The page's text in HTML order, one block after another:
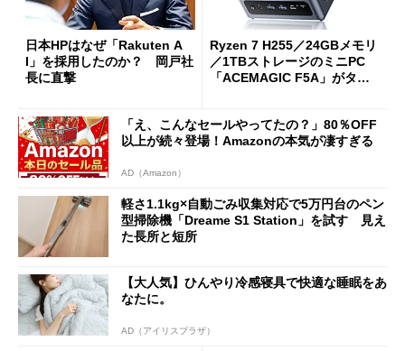
日本HPはなぜ「Rakuten A
I」を採用したのか？ 岡戸社
長に直撃
Ryzen 7 H255／24GBメモリ
／1TBストレージのミニPC
「ACEMAGIC F5A」がタイ
「え、こんなセールやってたの？」80％OFF
以上が続々登場！Amazonの本気が凄すぎる
AD（Amazon）
軽さ1.1kg×自動ごみ収集対応で5万円台のペン
型掃除機「Dreame S1 Station」を試す 見え
た長所と短所
【大人気】ひんやり冷感寝具で快適な睡眠をあ
なたに。
AD（アイリスプラザ）